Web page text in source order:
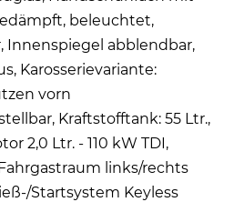
beleuchtet,
Innenspiegel abblendbar,
Karosserievariante:
vorn
Kraftstofftank: 55 Ltr.,
2,0 Ltr. - 110 kW TDI,
links/rechts
Startsystem Keyless